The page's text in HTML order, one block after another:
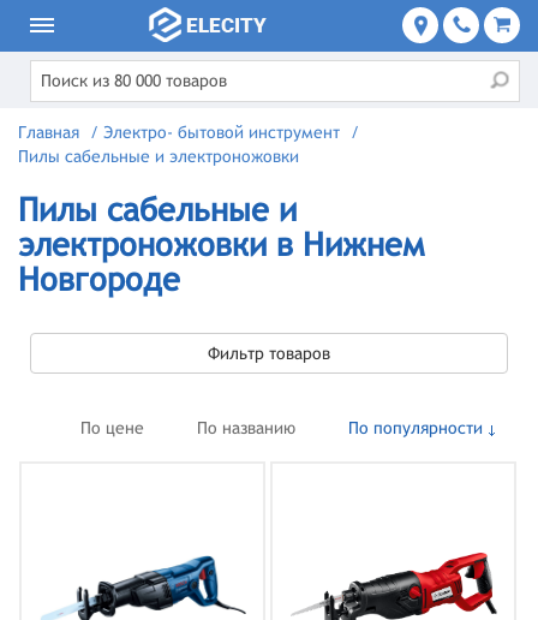
Главная / Электро- бытовой инструмент
/
Пилы сабельные и электроножовки
Пилы сабельные и
электроножовки в Нижнем
Новгороде
Фильтр товаров
По цене По названию По популярности